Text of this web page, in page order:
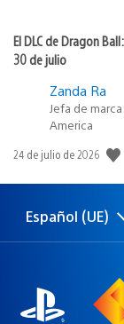
El DLC de Dragon
30 de julio
Zanda Ra
Jefa de
America
Fecha
publicación:
24 de julio de 2026
Selecciona
una
Región
actual:
Español (UE)